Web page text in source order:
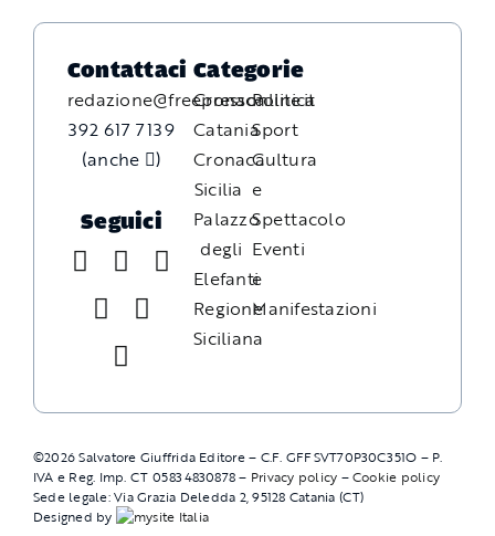
Contattaci
redazione@freepressonline.it
392 617 7139
(anche
)
Seguici
Categorie
Cronaca
Catania
Cronaca
Sicilia
Palazzo
degli
Elefanti
Regione
Siciliana
Politica
Sport
Cultura
e
Spettacolo
Eventi
e
Manifestazioni
©2026Salvatore Giuffrida Editore – C.F. GFFSVT70P30C351O – P.
IVA e Reg. Imp. CT 05834830878 – Privacy policy –Cookie policy
Sede legale: Via Grazia Deledda 2, 95128 Catania (CT)
Designed by